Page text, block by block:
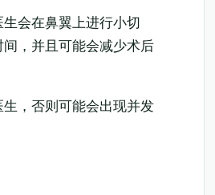
会在鼻翼上进行小切
，并且可能会减少术后
，否则可能会出现并发